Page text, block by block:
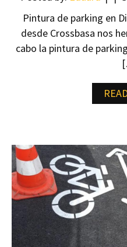
Pintura de parking en
desde Crossbasa nos
cabo la pintura de